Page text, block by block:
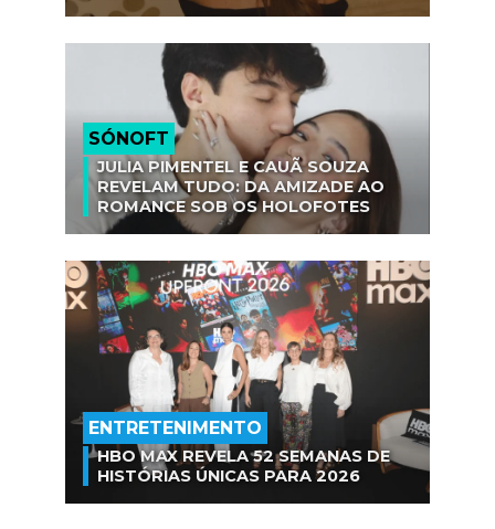
SÓNOFT
JULIA PIMENTEL E CAUÃ SOUZA
REVELAM TUDO: DA AMIZADE AO
ROMANCE SOB OS HOLOFOTES
ENTRETENIMENTO
HBO MAX REVELA 52 SEMANAS DE
HISTÓRIAS ÚNICAS PARA 2026